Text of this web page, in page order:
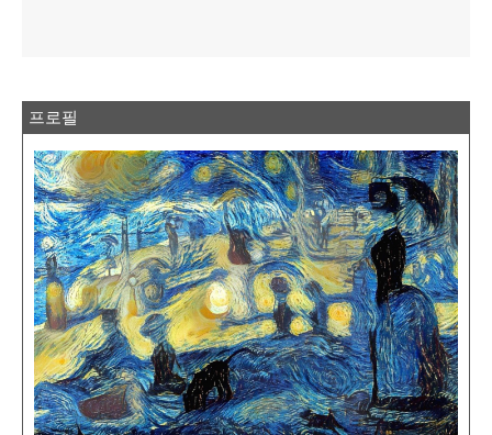
프로필